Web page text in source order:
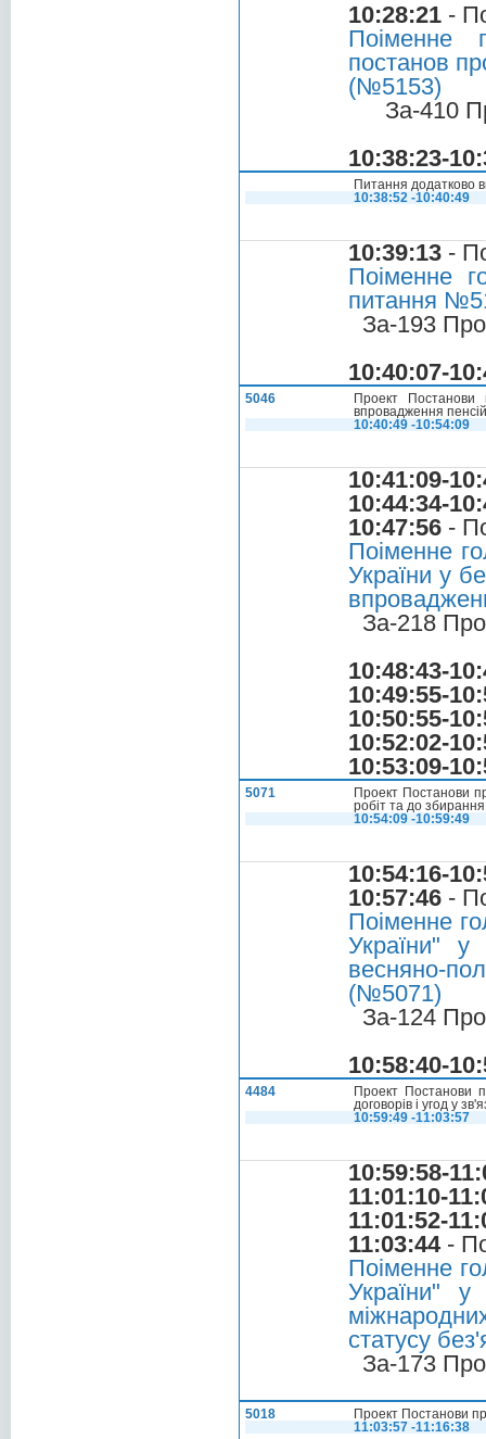
10:28:21 -
Поіменне
постанов
(№5153)
За-410
10:38:23-
Питання додатково
10:38:52 -10:40:49
10:39:13 -
Поіменне
питання
За-193
10:40:07-
5046
Проект
впровадження
10:40:49 -10:54:09
10:41:09-
10:44:34-
10:47:56 -
Поіменне
України у
За-218
10:48:43-
10:49:55-
10:50:55-
10:52:02-
10:53:09-
5071
Проект Постанови
робіт та до
10:54:09 -10:59:49
10:54:16-
10:57:46 -
Поіменне
України" у
весняно-
(№5071)
За-124
10:58:40-
4484
Проект Постанови
договорів і угод у
10:59:49 -11:03:57
10:59:58-
11:01:10-
11:01:52-
11:03:44-
Поіменне
України" у
статусу
За-173
5018
Проект Постанови
11:03:57 -11:16:38